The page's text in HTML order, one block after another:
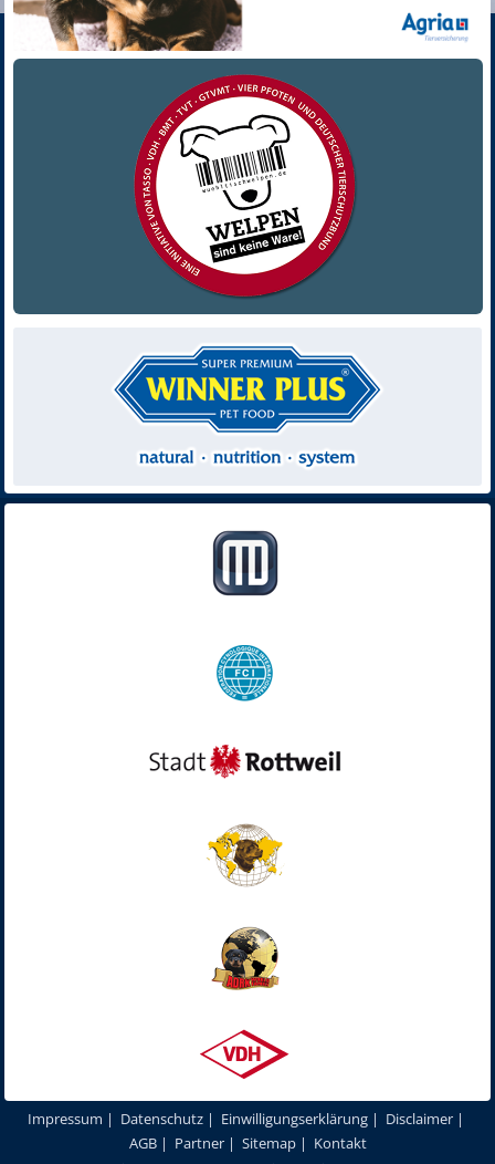
Impressum | Datenschutz | Einwilligungserklärung | Disclaimer |
AGB| Partner| Sitemap| Kontakt